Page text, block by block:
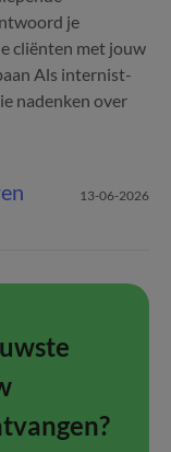
je
cliënten met jouw
Als internist-
nadenken over
13-06-2026